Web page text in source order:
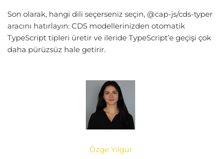
Son olarak, hangi dili seçerseniz seçin, @cap-js/cds-typer
aracını hatırlayın: CDS modellerinizden otomatik
TypeScript tipleri üretir ve ileride TypeScript’e geçişi çok
daha pürüzsüz hale getirir.
Özge Yılgür